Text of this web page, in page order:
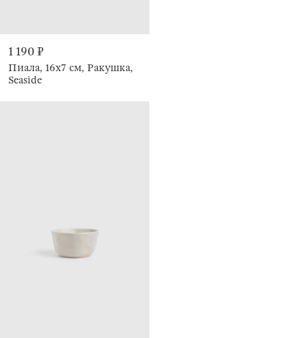
1 190 ₽
Пиала, 16х7 см, Ракушка,
Seaside